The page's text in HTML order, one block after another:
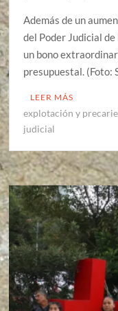
Además de un
del Poder Judicial
un bono
presupuestal.
LEER MÁS
explotación y
judicial